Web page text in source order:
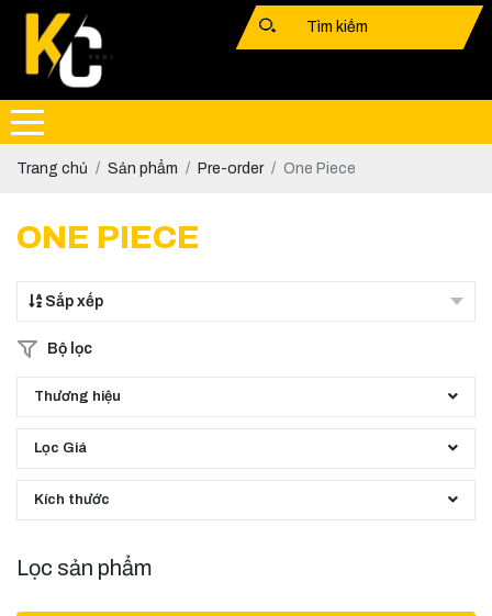
Trang chủ Sản phẩm Pre-order One Piece
ONE PIECE
Sắp xếp
Bộ lọc
Thương hiệu
Lọc Giá
Kích thước
Lọc sản phẩm